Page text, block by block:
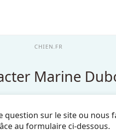
CHIEN.FR
Marine
question sur le site ou nous
au formulaire ci-dessous.